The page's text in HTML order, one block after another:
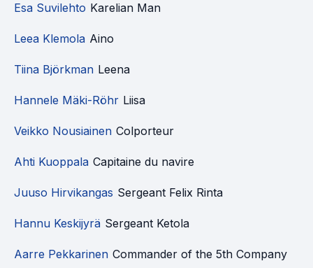
Esa Suvilehto Karelian Man
Leea Klemola Aino
Tiina Björkman Leena
Hannele Mäki-Röhr Liisa
Veikko Nousiainen Colporteur
Ahti Kuoppala Capitaine du navire
Juuso Hirvikangas Sergeant Felix Rinta
Hannu Keskijyrä Sergeant Ketola
Aarre Pekkarinen Commander of the 5th Company